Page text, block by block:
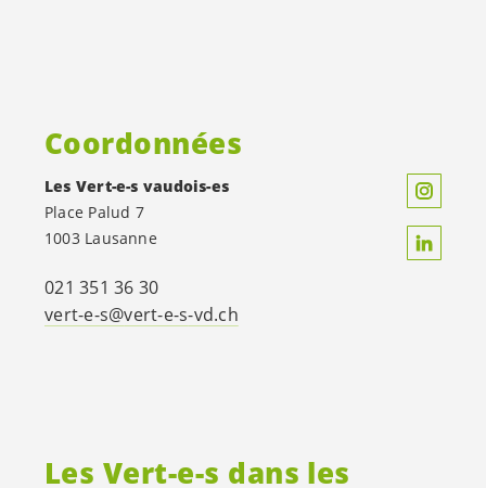
Les Vert-e-s dans les
Coordonnées
Les Vert-e-s vaudois-es
Place Palud 7
1003 Lausanne
021 351 36 30
vert-e-s@vert-e-s-vd.ch